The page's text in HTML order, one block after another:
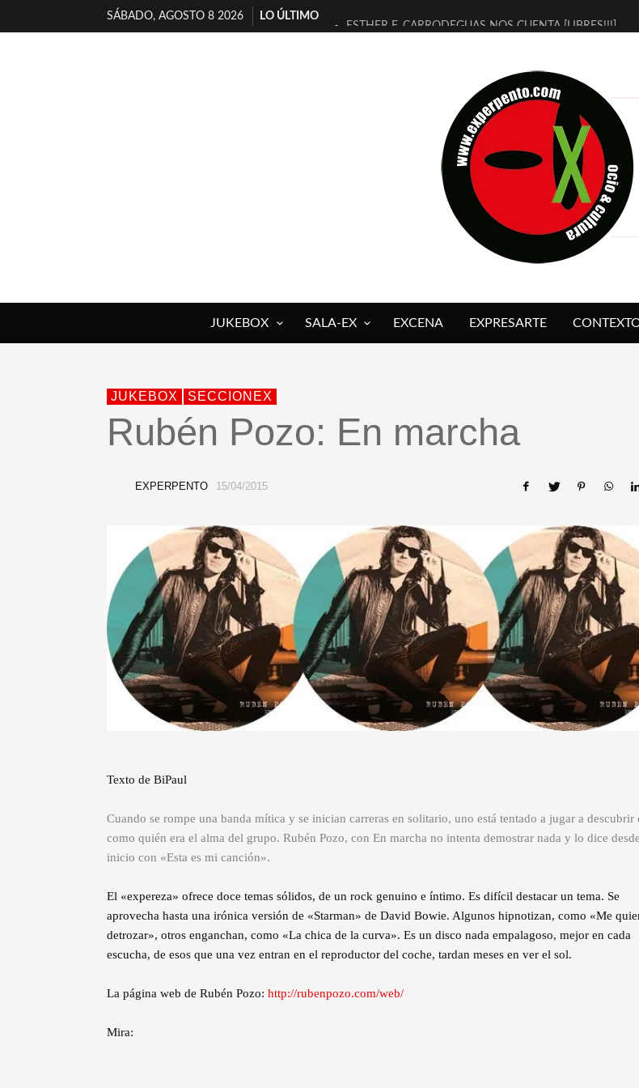
SÁBADO, AGOSTO 8 2026
LO ÚLTIMO
ESTHER F. CARRODEGUAS NOS CUENTA [LIBRES!!!]
[ELECTRA JONDA] DE JUAN GUERRERO ZAMORA
TIMBRE 4, LA ESCUELA DEL DIRECTOR TEATRAL
30 AÑOS (NO ES NADA) DE LA KATARSIS DEL
MILITARES JUDÍAS EN #EXVITA
D’BALDOMEROS REINVENTAN [BITÁCORA 3.0] EN
MARSHALL FLASH PRESENTA EN EXVITA [RELATIVA
JOFRE BARDAGÍ EN EXVITA INTERPRETANDO A SERRAT
JUKEBOX SALA-EX EXCENA EXPRESARTE
JUKEBOX SECCIONEX
Rubén Pozo: En marcha
EXPERPENTO 15/04/2015
Texto de BiPaul
Cuando se rompe una banda mítica y se inician carreras en solitario, uno está tentado a jugar a descubrir
como quién era el alma del grupo. Rubén Pozo, con En marcha no intenta demostrar nada y lo dice
inicio con «Esta es mi canción».
El «expereza» ofrece doce temas sólidos, de un rock genuino e íntimo. Es difícil destacar un tema. Se
aprovecha hasta una irónica versión de «Starman» de David Bowie. Algunos hipnotizan, como «Me
detrozar», otros enganchan, como «La chica de la curva». Es un disco nada empalagoso, mejor en cada
escucha, de esos que una vez entran en el reproductor del coche, tardan meses en ver el sol.
La página web de Rubén Pozo: http://rubenpozo.com/web/
Mira: